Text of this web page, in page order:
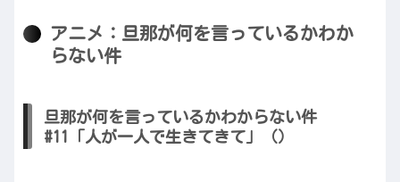
アニメ：旦那が何を言っているかわか
らない件
旦那が何を言っているかわからない件
#11「人が一人で生きてきて」（）